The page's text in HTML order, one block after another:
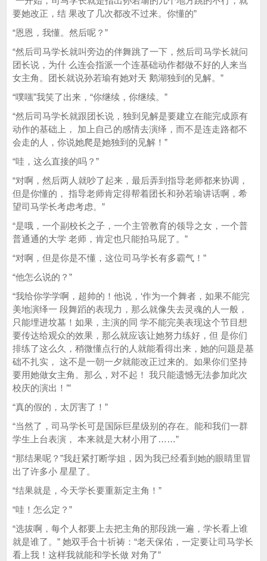
要她改正，结 果改了几次都改不过来。你懂的”
“恩恩，我懂。然后呢？”
“然后司马学长就叫旁边的伴舞跳了一下，然后司马学长就问
团长说，为什 么连会指派一个连基础动作都做不好的人来当
女主角。团长就说孙若瑜有她对天 鹅湖独到的见解。”
“噗嗤”我笑了出来，“你继续，你继续。”
“然后司马学长就跟团长说，独到见解是要建立在能完成原有
动作的基础上， 加上自己的感情去演绎，而不是连走路都不
会走的人，你说她爬是她独到的见解！”
“哇，这么直接的吗？”
“对啊，然后两人就吵了起来，最后弄到指导老师都来协调，
但是你懂的， 指导老师肯定得帮着团长和孙若瑜讲话啊，希
望司马学长考虑考虑。”
“是哦，一个副校长之子，一个主管教育的领导之女，一个普
普通通的大学 老师，肯定也只能拍马屁了。”
“对啊，但是你是不懂，这位司马学长有多霸气！”
“他怎么说的？”
“我给你学学啊，超帅的！他说，‘作为一个舞者，如果不能完
美地演绎一 段舞蹈的表现力，那么就像失去灵魂的人一般，
只能埋进坟墓！如果，主演的同 学不能完美表现这个节目想
要传达给观众的效果，那么就应该让她努力练好，但 是你们
排练了这么久，稍微懂点行的人就能看得出来，她的问题是基
础不扎实， 这不是一朝一夕就能改正过来的。如果你们坚持
要用她做女主角。那么，对不起！ 我只能遗憾无法参加此次
校庆的演出！’”
“真的假的，太厉害了！”
“当然了，司马学长可是国际巨星级别的存在。能和我们一群
学生上台表演， 本来就是大材小用了……”
“那结果呢？”我赶紧打断学姐，因为我已经看到她的眼睛里冒
出了许多小 星星了。
“结果就是，今天学长要重新定主角！”
“哇！怎么定？”
“选拔啊，每个人都要上去把主角的那段跳一遍，学长看上谁
就是谁了。” 她双手合十祈祷：“老天保佑，一定要让司马学长
看上我！这样我就能和学长做 对角了”